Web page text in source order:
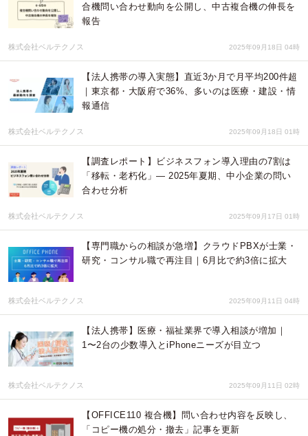
合機問い合わせ動向を公開し、中古複合機の伸長を
報告
株式会社ベルテクノス 2025年09月18日 04時
【法人携帯の導入実態】直近3か月で月平均200件超
｜東京都・大阪府で36%、多いのは医療・建設・情
報通信
株式会社ベルテクノス 2025年09月18日 01時
【調査レポート】ビジネスフォン導入理由の7割は
「移転・老朽化」― 2025年夏期、中小企業の問い
合わせ分析
株式会社ベルテクノス 2025年09月17日 01時
【専門職からの相談が急増】クラウドPBXが士業・
研究・コンサル職で再注目｜6月比で約3倍に拡大
株式会社ベルテクノス 2025年09月11日 04時
【法人携帯】医療・福祉業界で導入相談が増加｜
1〜2台の少数導入とiPhoneニーズが目立つ
株式会社ベルテクノス 2025年09月11日 02時
【OFFICE110 複合機】問い合わせ内容を反映し、
「コピー機の処分・撤去」記事を更新